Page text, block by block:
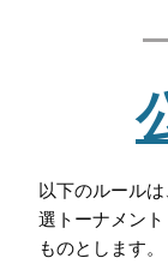
以下のルール
選トーナメン
ものとします。